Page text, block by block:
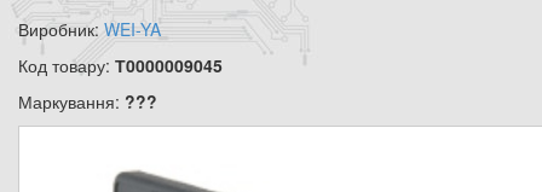
Виробник: WEI-YA
Код товару: Т0000009045
Маркування: ???